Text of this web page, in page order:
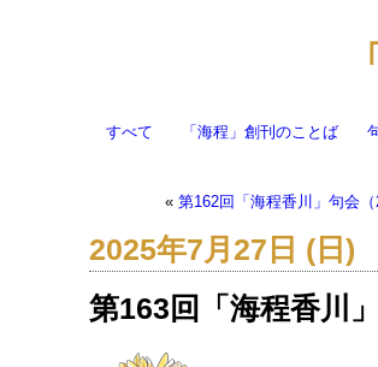
すべて 「海程」創刊のことば
«第162回「海程香川」句会
2025年7月27日 (日)
第163回「海程香川